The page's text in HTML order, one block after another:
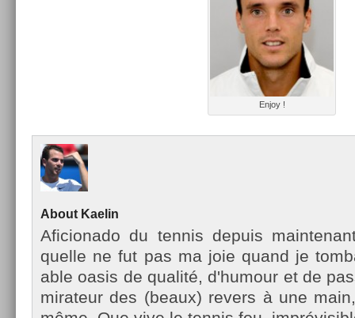
Enjoy !
About Kaelin
Aficionado du ten­nis de­puis
quel­le ne fut pas ma joie quand je
able oasis de qualité, d'humour et de
mirateur des (beaux) re­v­ers à une